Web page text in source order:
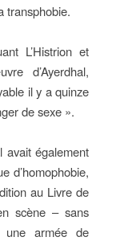
transphobie.
L’Histrion et
d’Ayerdhal,
il y a quinze
de sexe ».
avait également
d’homophobie,
au Livre de
scène – sans
une armée de